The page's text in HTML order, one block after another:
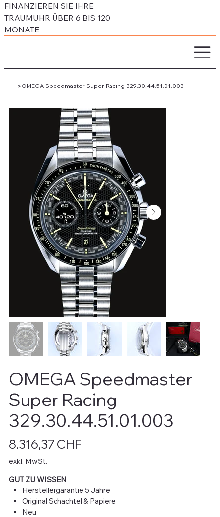
FINANZIEREN SIE IHRE
TRAUMUHR ÜBER 6 BIS 120
MONATE
> OMEGA Speedmaster Super Racing 329.30.44.51.01.003
OMEGA Speedmaster
Super Racing
329.30.44.51.01.003
8.316,37 CHF
exkl. MwSt.
GUT ZU WISSEN
Herstellergarantie 5 Jahre
Original Schachtel & Papiere
Neu